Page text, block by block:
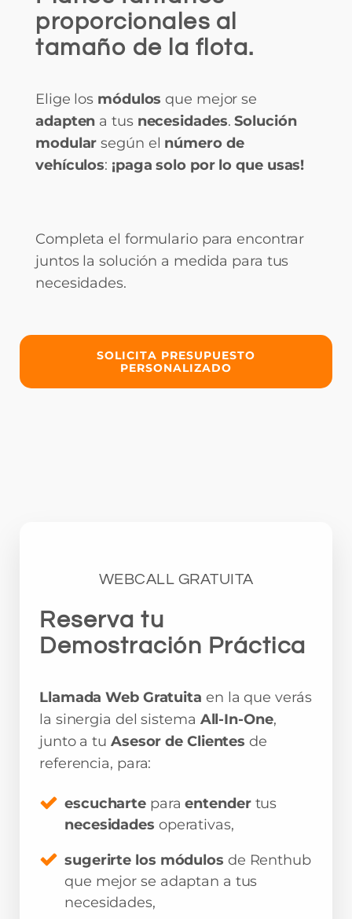
proporcionales al
tamaño de la flota.
Elige los módulosque mejor se
adapten a tus necesidades.Solución
modular según el número de
vehículos: ¡paga solo por lo que usas!
Completa el formulario para encontrar
juntos la solución a medida para tus
necesidades.
SOLICITA PRESUPUESTO
PERSONALIZADO
WEBCALL GRATUITA
Reserva tu
Demostración Práctica
Llamada Web Gratuita en la que verás
la sinergia del sistema All-In-One,
junto a tu Asesor de Clientes de
referencia, para:
escucharte paraentendertus
necesidades operativas,
sugerirte los módulos de Renthub
que mejor se adaptan a tus
necesidades,